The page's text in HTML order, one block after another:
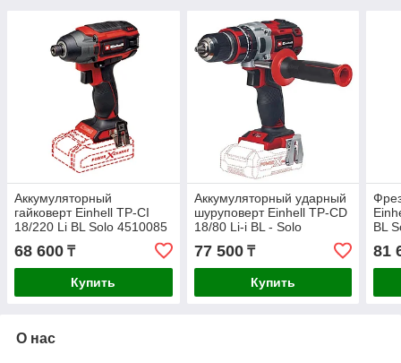
Аккумуляторный
гайковерт Einhell TP-CI
18/220 Li BL Solo 4510085
68 600 ₸
Купить
Аккумуляторный ударный
шуруповерт Einhell TP-CD
18/80 Li-i BL - Solo
77 500₸
Купить
BL
81
О нас